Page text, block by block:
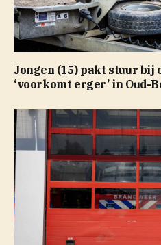
Jongen (15) pakt stuur
‘voorkomt erger’ in Oud-